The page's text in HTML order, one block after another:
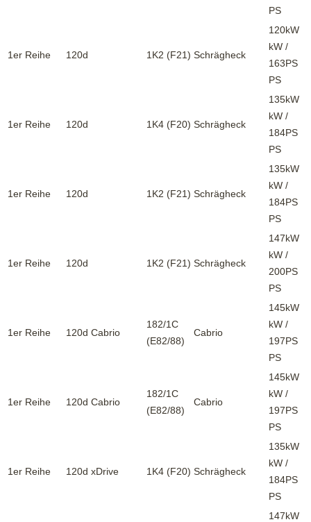
PS
1er Reihe 120d 1K2 (F21) Schrägheck
120kW
kW /
163PS
PS
1er Reihe 120d 1K4 (F20) Schrägheck
135kW
kW /
184PS
PS
1er Reihe 120d 1K2 (F21) Schrägheck
135kW
kW /
184PS
PS
1er Reihe 120d 1K2 (F21) Schrägheck
147kW
kW /
200PS
PS
1er Reihe 120d Cabrio
182/1C
(E82/88)
Cabrio
145kW
kW /
197PS
PS
1er Reihe 120d Cabrio
182/1C
(E82/88)
Cabrio
145kW
kW /
197PS
PS
1er Reihe 120d xDrive 1K4 (F20) Schrägheck
135kW
kW /
184PS
PS
147kW